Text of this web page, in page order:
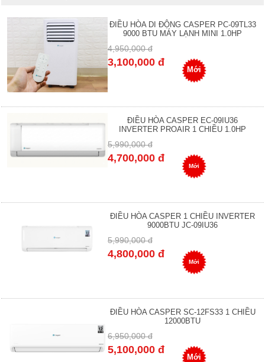
ĐIỀU HÒA DI ĐỘNG CASPER PC-09TL33
9000 BTU MÁY LẠNH MINI 1.0HP
4,950,000 đ
3,100,000 đ
Mới
ĐIỀU HÒA CASPER EC-09IU36
INVERTER PROAIR 1 CHIỀU 1.0HP
5,990,000 đ
4,700,000 đ
Mới
ĐIỀU HÒA CASPER 1 CHIỀU INVERTER
9000BTU JC-09IU36
5,990,000 đ
4,800,000 đ
Mới
ĐIỀU HÒA CASPER SC-12FS33 1 CHIỀU
12000BTU
6,950,000 đ
5,100,000 đ
Mới